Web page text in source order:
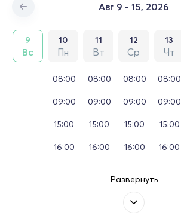
Авг 9 - 15, 2026
9
Вс
10
Пн
11
Вт
12
Ср
13
Чт
08:00
09:00
15:00
16:00
08:00
09:00
15:00
16:00
08:00
09:00
15:00
16:00
08:00
09:00
15:00
16:00
Развернуть